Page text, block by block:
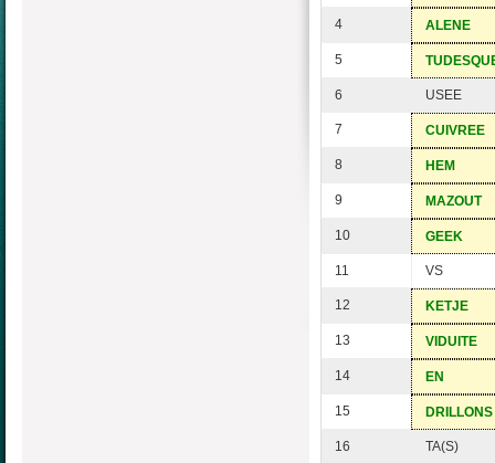
4 ALENE
5
6 USEE
7 CUIVREE
8 HEM
9 MAZOUT
10 GEEK
11 VS
12 KETJE
13 VIDUITE
14 EN
15 DRILLONS
16 TA(S)